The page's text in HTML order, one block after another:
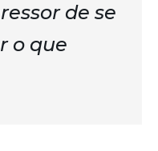
de se
o que